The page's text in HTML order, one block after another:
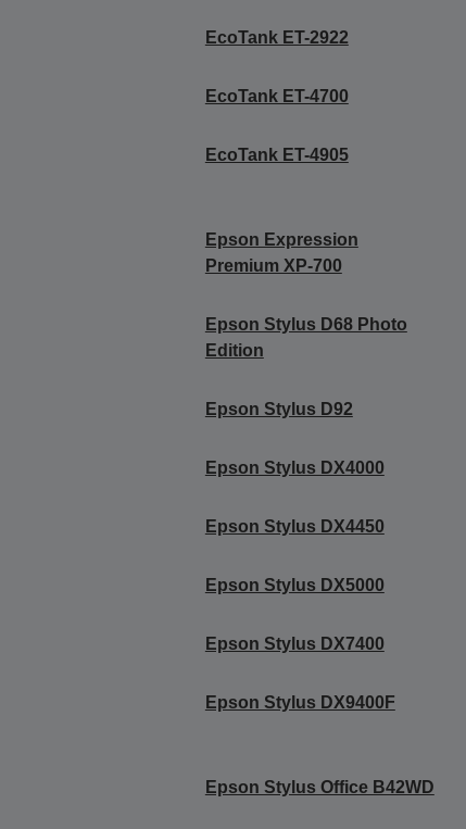
EcoTank ET-2922
EcoTank ET-4700
EcoTank ET-4905
Epson Expression
Premium XP-700
Epson Stylus D68 Photo
Edition
Epson Stylus D92
Epson Stylus DX4000
Epson Stylus DX4450
Epson Stylus DX5000
Epson Stylus DX7400
Epson Stylus DX9400F
Epson Stylus Office B42WD